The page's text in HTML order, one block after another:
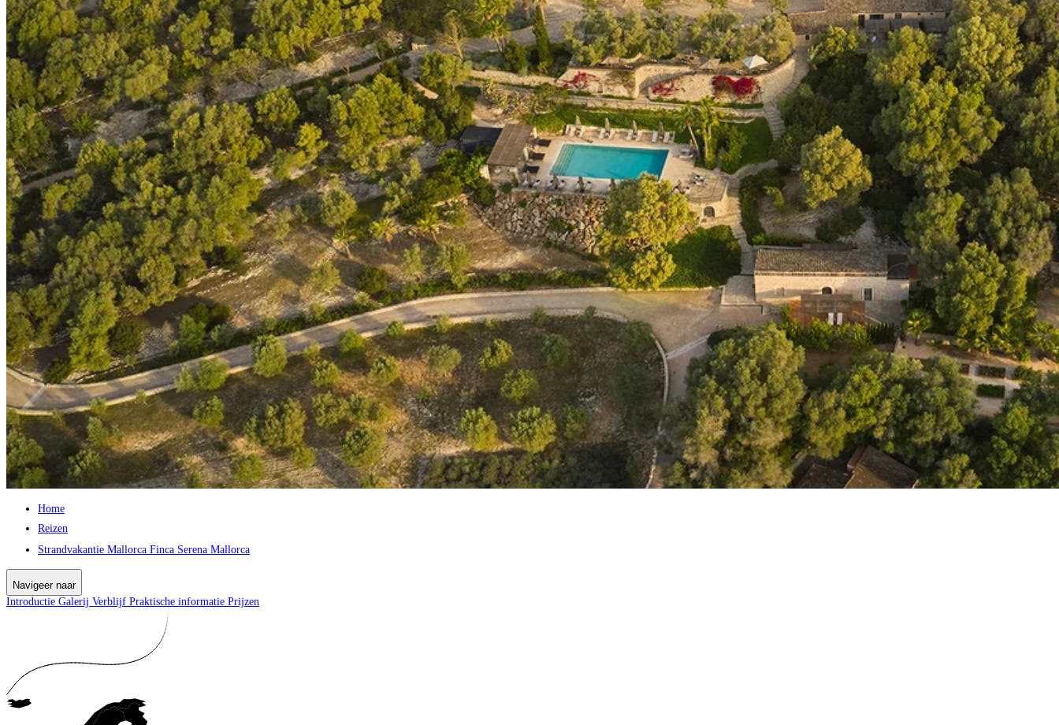
Home
Reizen
Strandvakantie Mallorca Finca Serena Mallorca
Navigeer naar
Introductie Galerij Verblijf Praktische informatie Prijzen